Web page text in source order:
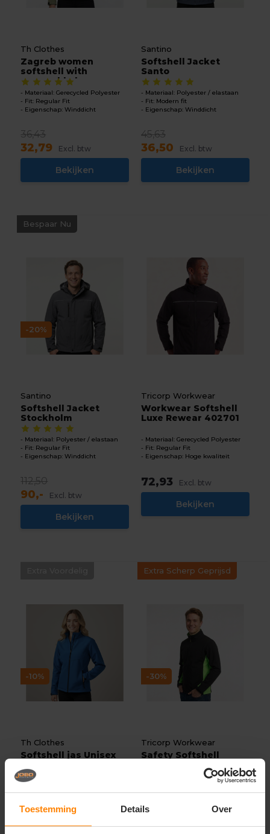
Toestemming Details Over
Th Clothes
Zagreb women
softshell with
removable ho...
Materiaal: Gerecycled Polyester
Fit: Regular Fit
Eigenschap: Winddicht
36,43
32,79 Excl. btw
Bekijken
Santino
Softshell Jacket
Santo
Materiaal: Polyester / elastaan
Fit: Modern fit
Eigenschap: Winddicht
45,63
36,50 Excl. btw
Bekijken
-20%
Santino
Softshell Jacket
Stockholm
Materiaal: Polyester / elastaan
Fit: Regular Fit
Eigenschap: Winddicht
112,50
90,- Excl. btw
Bekijken
Bespaar Nu
Tricorp Workwear
Workwear Softshell
Luxe Rewear 402701
Materiaal: Gerecycled Polyester
Fit: Regular Fit
Eigenschap: Hoge kwaliteit
72,93 Excl. btw
Bekijken
-10%
Th Clothes
Softshell jas Unisex
Fit: Unisex
28,30
-30%
Tricorp Workwear
Safety Softshell
Materiaal: Polyester / Katoen
Fit: Regular Fit
71,93
Extra Scherp Geprijsd